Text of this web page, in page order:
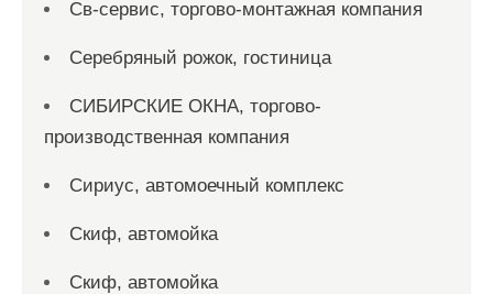
Св-сервис, торгово-монтажная компания
Серебряный рожок, гостиница
СИБИРСКИЕ ОКНА, торгово-
производственная компания
Сириус, автомоечный комплекс
Скиф, автомойка
Скиф, автомойка